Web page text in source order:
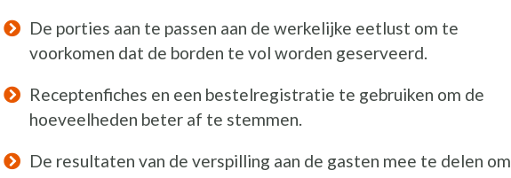
De porties aan te passen aan de werkelijke eetlust om te
voorkomen dat de borden te vol worden geserveerd.
Receptenfiches en een bestelregistratie te gebruiken om de
hoeveelheden beter af te stemmen.
De resultaten van de verspilling aan de gasten mee te delen om